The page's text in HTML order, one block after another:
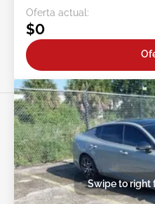
Oferta actual:
$0
Swipe to right